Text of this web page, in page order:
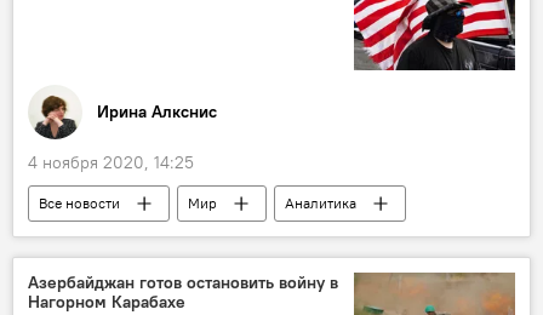
Иринa Алкснис
4 ноября 2020, 14:25
Все новости Мир
Аналитика
Колумнисты
Политика
США
Дональд Трамп
Джо Байден
Азербайджан готов остановить войну в
Нагорном Карабахе